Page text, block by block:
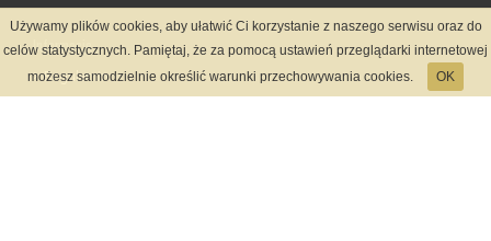
Informacje
Regulamin
Używamy plików cookies, aby ułatwić Ci korzystanie z naszego serwisu oraz do
celów statystycznych. Pamiętaj, że za pomocą ustawień przeglądarki internetowej
możesz samodzielnie określić warunki przechowywania cookies.
OK